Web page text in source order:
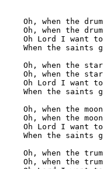
Oh, when the
Oh, when the
Oh Lord I want
When the saints
Oh, when the
Oh, when the
Oh Lord I want
When the saints
Oh, when the
Oh, when the
Oh Lord I want
When the saints
Oh, when the
Oh, when the